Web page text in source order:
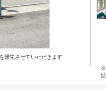
優先させていただきます
※